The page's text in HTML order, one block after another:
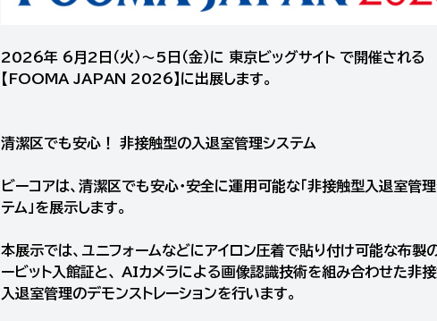
2026年 6月2日（火）〜5日（金）に 東京ビッグサイト で開催される
【FOOMA JAPAN 2026】に出展します。
清潔区でも安心！ 非接触型の入退室管理システム
ビーコアは、清潔区でも安心・安全に運用可能な「非接触型入退室管理
テム」を展示します。
本展示では、ユニフォームなどにアイロン圧着で貼り付け可能な布製
ービット入館証と、 AIカメラによる画像認識技術を組み合わせた非
入退室管理のデモンストレーションを行います。